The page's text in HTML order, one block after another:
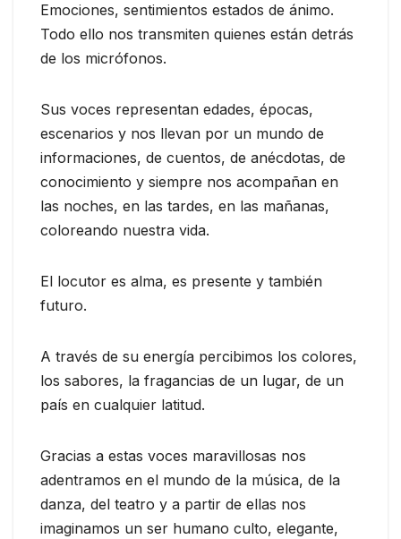
Emociones, sentimientos estados de ánimo.
Todo ello nos transmiten quienes están detrás
de los micrófonos.
Sus voces representan edades, épocas,
escenarios y nos llevan por un mundo de
informaciones, de cuentos, de anécdotas, de
conocimiento y siempre nos acompañan en
las noches, en las tardes, en las mañanas,
coloreando nuestra vida.
El locutor es alma, es presente y también
futuro.
A través de su energía percibimos los colores,
los sabores, la fragancias de un lugar, de un
país en cualquier latitud.
Gracias a estas voces maravillosas nos
adentramos en el mundo de la música, de la
danza, del teatro y a partir de ellas nos
imaginamos un ser humano culto, elegante,